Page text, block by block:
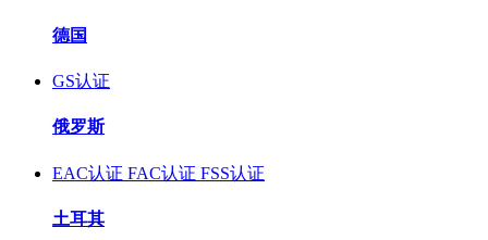
德国
GS认证
俄罗斯
EAC认证 FAC认证 FSS认证
土耳其